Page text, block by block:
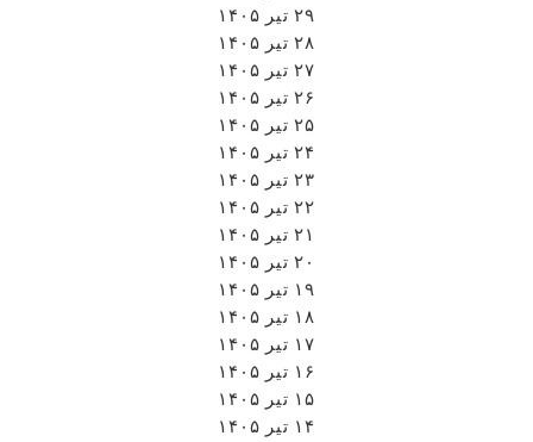
۲۹ تیر ۱۴۰۵
۲۸ تیر ۱۴۰۵
۲۷ تیر ۱۴۰۵
۲۶ تیر ۱۴۰۵
۲۵ تیر ۱۴۰۵
۲۴ تیر ۱۴۰۵
۲۳ تیر ۱۴۰۵
۲۲ تیر ۱۴۰۵
۲۱ تیر ۱۴۰۵
۲۰ تیر ۱۴۰۵
۱۹ تیر ۱۴۰۵
۱۸ تیر ۱۴۰۵
۱۷ تیر ۱۴۰۵
۱۶ تیر ۱۴۰۵
۱۵ تیر ۱۴۰۵
۱۴ تیر ۱۴۰۵